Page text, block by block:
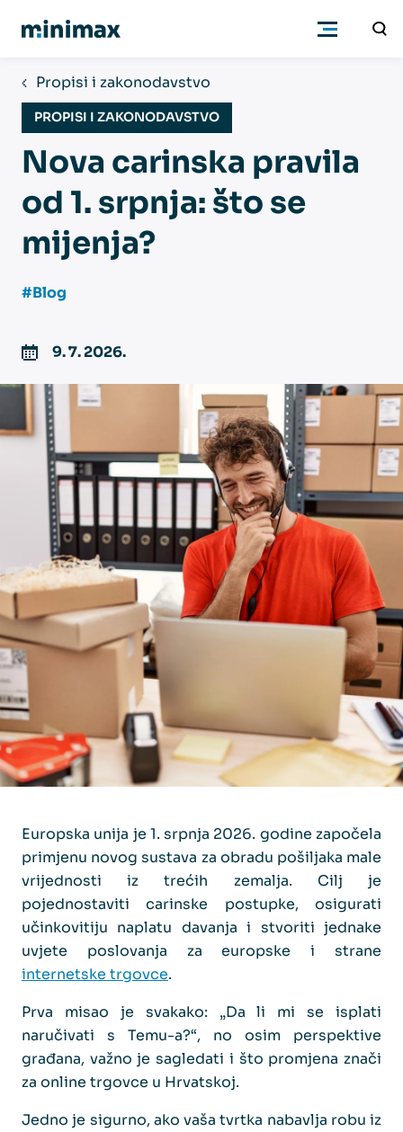
Poduzetnici
Računovođe
Program
Znanje
Propisi i zakonodavstvo
PROPISI I ZAKONODAVSTVO
Nova carinska pravila
od 1. srpnja: što se
mijenja?
#Blog
9. 7. 2026.
Europska unija je 1. srpnja 2026. godine započela
primjenu novog sustava za obradu pošiljaka male
vrijednosti iz trećih zemalja. Cilj je
pojednostaviti carinske postupke, osigurati
učinkovitiju naplatu davanja i stvoriti jednake
uvjete poslovanja za europske i strane
internetske trgovce.
Prva misao je svakako: „Da li mi se isplati
naručivati s Temu-a?“, no osim perspektive
građana, važno je sagledati i što promjena znači
za online trgovce u Hrvatskoj.
Jedno je sigurno, ako vaša tvrtka nabavlja robu iz